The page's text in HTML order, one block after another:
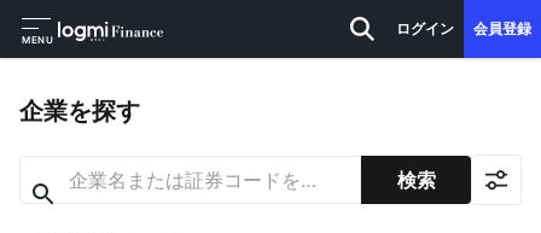
MENU
ログイン 会員登録
企業を探す
検索